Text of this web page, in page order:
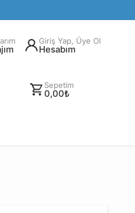
Giriş Yap, Üye Ol
Hesabım
Sepetim
0,00₺